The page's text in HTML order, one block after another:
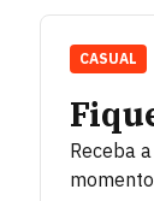
Receba
CASUAL